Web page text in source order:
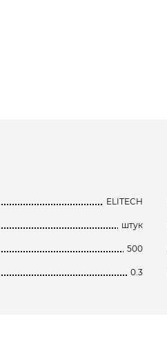
ELITECH
штук
500
0.3